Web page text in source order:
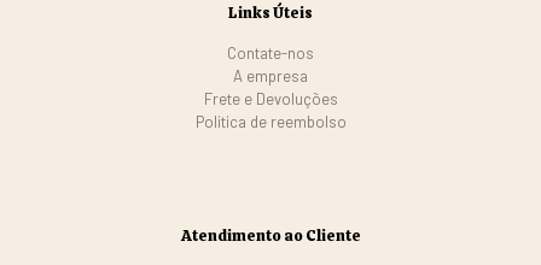
Links Úteis
Contate-nos
A empresa
Frete e Devoluções
Politica de reembolso
Atendimento ao Cliente